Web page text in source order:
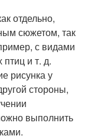
отдельно,
сюжетом, так
с видами
и т. д.
рисунка у
стороны,
выполнить